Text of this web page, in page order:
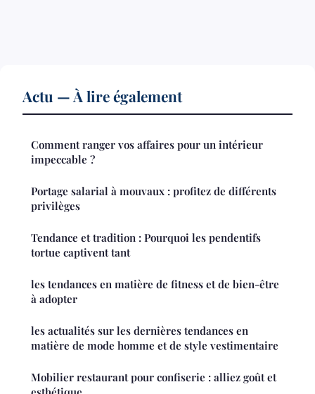
Actu — À lire également
Comment ranger vos affaires pour un intérieur
impeccable ?
Portage salarial à mouvaux : profitez de différents
privilèges
Tendance et tradition : Pourquoi les pendentifs
tortue captivent tant
les tendances en matière de fitness et de bien-être
à adopter
les actualités sur les dernières tendances en
matière de mode homme et de style vestimentaire
Mobilier restaurant pour confiserie : alliez goût et